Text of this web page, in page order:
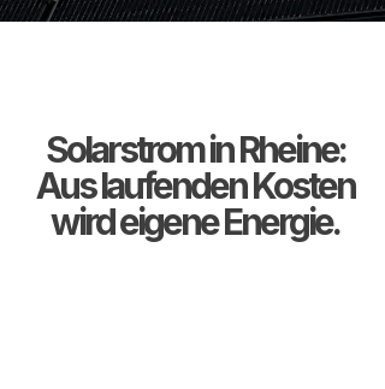
Solarstrom in Rheine:
Aus laufenden Kosten
wird eigene Energie.